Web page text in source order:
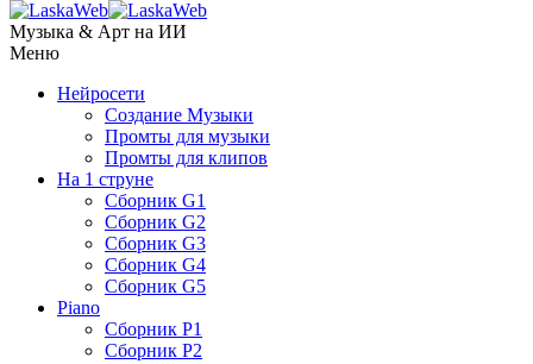
Музыка & Арт на ИИ
Меню
Нейросети
Создание Музыки
Промты для музыки
Промты для клипов
На 1 струне
Сборник G1
Сборник G2
Сборник G3
Сборник G4
Сборник G5
Piano
Сборник P1
Сборник P2